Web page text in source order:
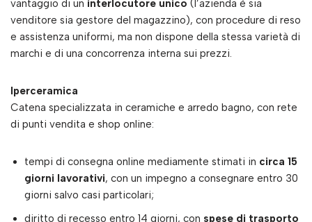
vantaggio di un interlocutore unico (l’azienda è sia
venditore sia gestore del magazzino), con procedure di reso
e assistenza uniformi, ma non dispone della stessa varietà di
marchi e di una concorrenza interna sui prezzi.
Iperceramica
Catena specializzata in ceramiche e arredo bagno, con rete
di punti vendita e shop online:
tempi di consegna online mediamente stimati in circa 15
giorni lavorativi, con un impegno a consegnare entro 30
giorni salvo casi particolari;
diritto di recesso entro 14 giorni, con spese di trasporto